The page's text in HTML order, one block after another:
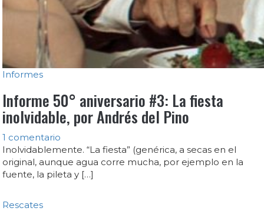
Informes
Informe 50° aniversario #3: La fiesta
inolvidable, por Andrés del Pino
1 comentario
Inolvidablemente. “La fiesta” (genérica, a secas en el
original, aunque agua corre mucha, por ejemplo en la
fuente, la pileta y […]
Rescates